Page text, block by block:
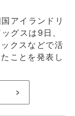
アイランドリ
グスは9日、
クスなどで活
ことを発表し
>